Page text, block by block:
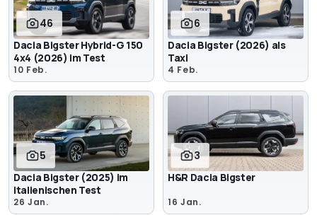
46
Dacia Bigster Hybrid-G 150
4x4 (2026) im Test
10 Feb.
6
Dacia Bigster (2026) als
Taxi
4 Feb.
5
Dacia Bigster (2025) im
italienischen Test
26 Jan.
3
H&R Dacia Bigster
16 Jan.